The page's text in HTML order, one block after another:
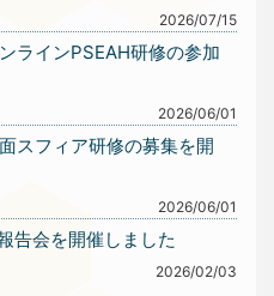
2026/07/15
ラインPSEAH研修の参加
2026/06/01
スフィア研修の募集を開
2026/06/01
告会を開催しました
2026/02/03